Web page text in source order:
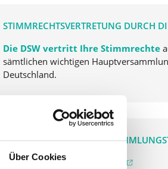
Über Cookies
STIMMRECHTSVERTRETUNG DURCH
Die DSW vertritt Ihre Stimmrechte
sämtlichen wichtigen
Deutschland.
VERGANGENE
archiv.hauptversammlung.de